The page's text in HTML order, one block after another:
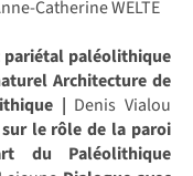
Catherine WELTE
pariétal paléolithique
Architecture de
| Denis Vialou
le rôle de la paroi
du Paléolithique